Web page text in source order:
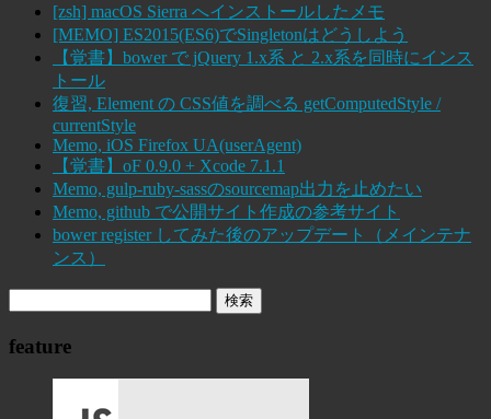
[zsh] macOS Sierra へインストールしたメモ
[MEMO] ES2015(ES6)でSingletonはどうしよう
【覚書】bower で jQuery 1.x系 と 2.x系を同時にインス
トール
復習, Element の CSS値を調べる getComputedStyle /
currentStyle
Memo, iOS Firefox UA(userAgent)
【覚書】oF 0.9.0 + Xcode 7.1.1
Memo, gulp-ruby-sassのsourcemap出力を止めたい
Memo, github で公開サイト作成の参考サイト
bower register してみた後のアップデート（メインテナ
ンス）
feature